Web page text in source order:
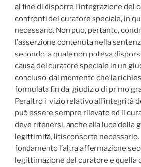
al fine di disporre l’integrazione del
confronti del curatore speciale, in
necessario. Non può, pertanto,
l’asserzione contenuta nella
secondo la quale non poteva
causa del curatore speciale in un
concluso, dal momento che la
formulata fin dal giudizio di primo
Peraltro il vizio relativo all’integrità
può essere sempre rilevato ed il
deve ritenersi, anche alla luce della
legittimità, litisconsorte necessario.
fondamento l’altra affermazione
legittimazione del curatore e quella